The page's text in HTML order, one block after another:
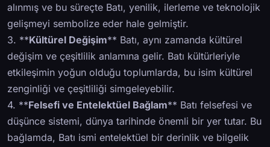
alınmış ve bu süreçte Batı, yenilik, ilerleme ve teknolojik
gelişmeyi sembolize eder hale gelmiştir.
3. **Kültürel Değişim** Batı, aynı zamanda kültürel
değişim ve çeşitlilik anlamına gelir. Batı kültürleriyle
etkileşimin yoğun olduğu toplumlarda, bu isim kültürel
zenginliği ve çeşitliliği simgeleyebilir.
4. **Felsefi ve Entelektüel Bağlam** Batı felsefesi ve
düşünce sistemi, dünya tarihinde önemli bir yer tutar. Bu
bağlamda, Batı ismi entelektüel bir derinlik ve bilgelik